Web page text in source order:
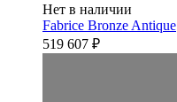
Нет в наличии
Fabrice Bronze Antique
519 607 ₽